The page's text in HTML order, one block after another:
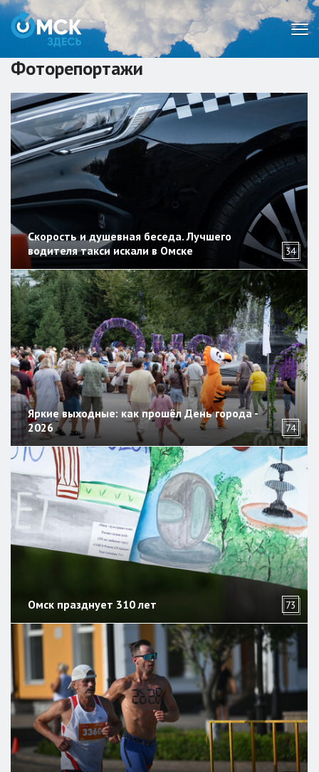
Фоторепортажи
Скорость и душевная беседа. Лучшего
водителя такси искали в Омске
34
Яркие выходные: как прошёл День города -
2026
74
Омск празднует 310 лет 73